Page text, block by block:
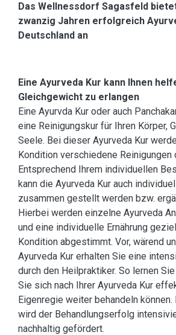
Das Wellnessdorf Sagasfeld
zwanzig Jahren erfolgreich
Deutschland an
Eine Ayurveda Kur kann Ihnen
Gleichgewicht zu erlangen
Eine Ayurvda Kur oder auch
eine Reinigungskur für Ihren Körper,
Seele. Bei dieser Ayurveda Kur
Kondition verschiedene Reinigungen
Entsprechend Ihrem individuellen
kann die Ayurveda Kur auch
zusammen gestellt werden bzw.
Hierbei werden einzelne Ayurveda
und eine individuelle Ernährung
Kondition abgestimmt. Vor, wärend
Ayurveda Kur erhalten Sie eine
durch den Heilpraktiker. So lernen
Sie sich nach Ihrer Ayurveda Kur
Eigenregie weiter behandeln können.
wird der Behandlungserfolg
nachhaltig gefördert.